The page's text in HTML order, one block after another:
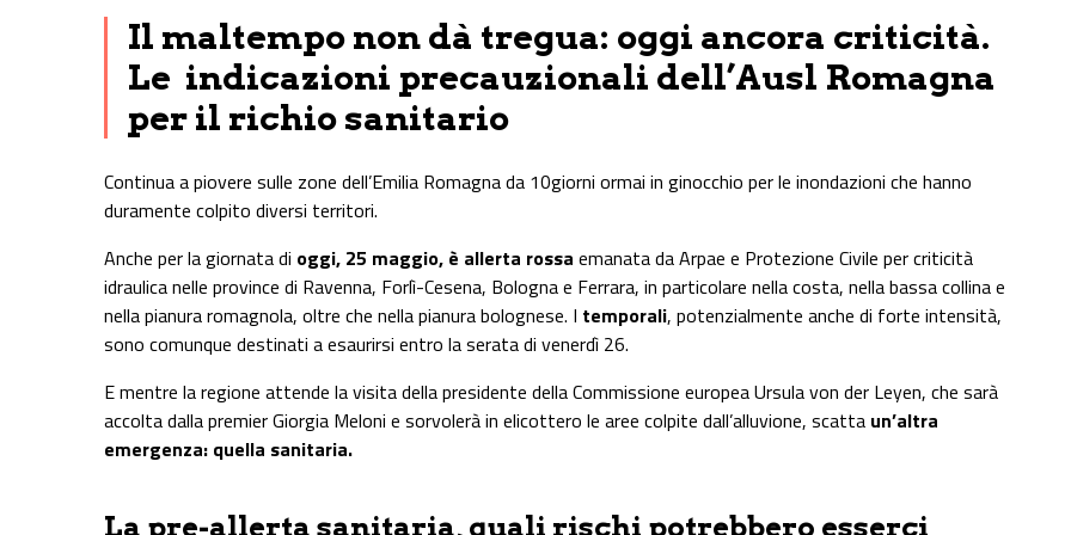
Il maltempo non dà tregua: oggi ancora criticità.
Le indicazioni precauzionali dell’Ausl Romagna
per il richio sanitario
Continua a piovere sulle zone dell’Emilia Romagna da 10giorni ormai in ginocchio per le inondazioni che hanno
duramente colpito diversi territori.
Anche per la giornata di oggi, 25 maggio, è allerta rossa emanata da Arpae e Protezione Civile per criticità
idraulica nelle province di Ravenna, Forlì-Cesena, Bologna e Ferrara, in particolare nella costa, nella bassa collina e
nella pianura romagnola, oltre che nella pianura bolognese. I temporali, potenzialmente anche di forte intensità,
sono comunque destinati a esaurirsi entro la serata di venerdì 26.
E mentre la regione attende la visita della presidente della Commissione europea Ursula von der Leyen, che sarà
accolta dalla premier Giorgia Meloni e sorvolerà in elicottero le aree colpite dall’alluvione, scatta un’altra
emergenza: quella sanitaria.
La pre-allerta sanitaria, quali rischi potrebbero esserci